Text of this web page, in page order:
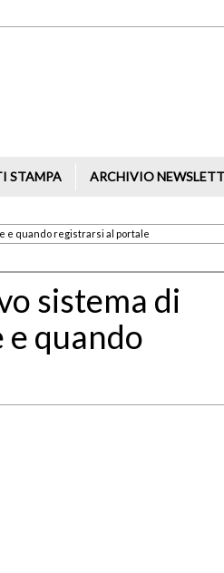
STAMPA ARCHIVIO
e quando registrarsi al portale
sistema di
quando